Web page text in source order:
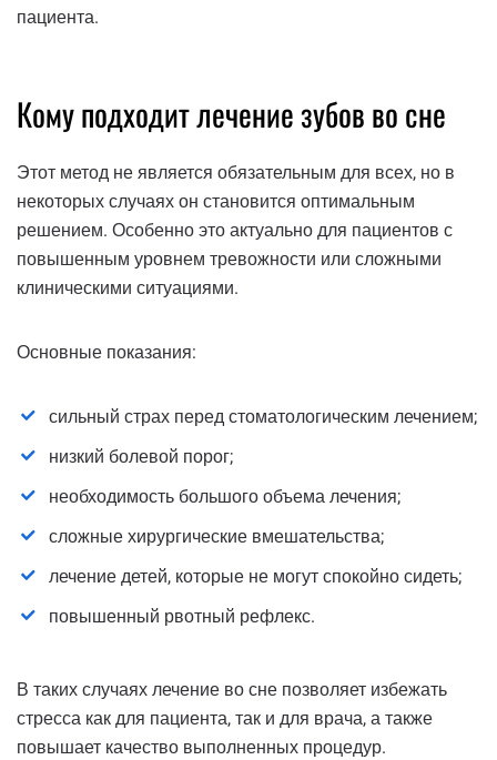
пациента.
Кому подходит лечение зубов во сне
Этот метод не является обязательным для всех, но в
некоторых случаях он становится оптимальным
решением. Особенно это актуально для пациентов с
повышенным уровнем тревожности или сложными
клиническими ситуациями.
Основные показания:
сильный страх перед стоматологическим лечением;
низкий болевой порог;
необходимость большого объема лечения;
сложные хирургические вмешательства;
лечение детей, которые не могут спокойно сидеть;
повышенный рвотный рефлекс.
В таких случаях лечение во сне позволяет избежать
стресса как для пациента, так и для врача, а также
повышает качество выполненных процедур.